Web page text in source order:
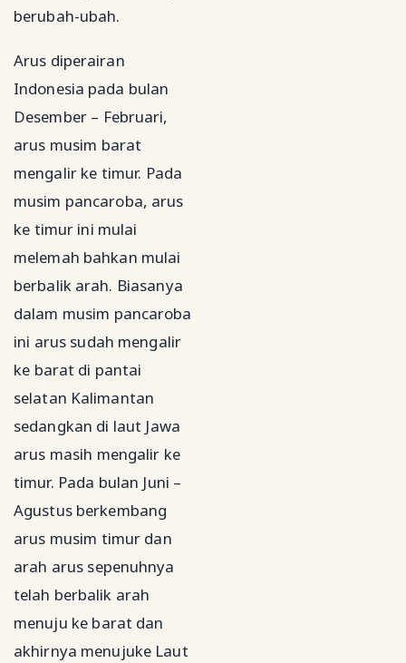
berubah-ubah.
Arus diperairan
Indonesia pada bulan
Desember – Februari,
arus musim barat
mengalir ke timur. Pada
musim pancaroba, arus
ke timur ini mulai
melemah bahkan mulai
berbalik arah. Biasanya
dalam musim pancaroba
ini arus sudah mengalir
ke barat di pantai
selatan Kalimantan
sedangkan di laut Jawa
arus masih mengalir ke
timur. Pada bulan Juni –
Agustus berkembang
arus musim timur dan
arah arus sepenuhnya
telah berbalik arah
menuju ke barat dan
akhirnya menujuke Laut